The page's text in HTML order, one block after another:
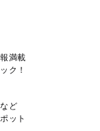
満載
ク！
ど
ット